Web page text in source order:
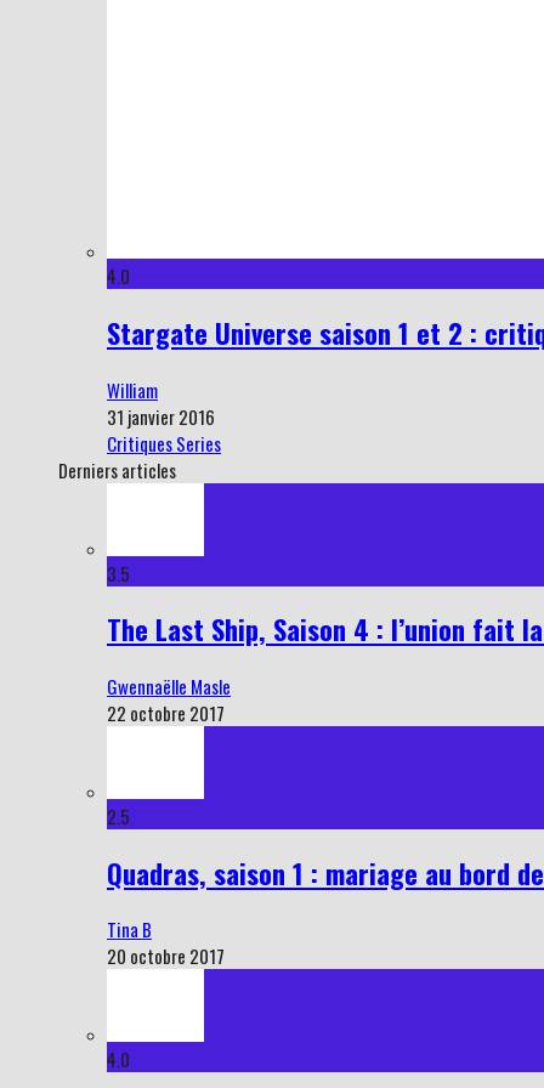
4.0
Stargate Universe saison 1 et 2 :
William
31 janvier 2016
Critiques Series
Derniers articles
3.5
The Last Ship, Saison 4 : l’union fait
Gwennaëlle Masle
22 octobre 2017
2.5
Quadras, saison 1 : mariage au bord
Tina B
20 octobre 2017
4.0